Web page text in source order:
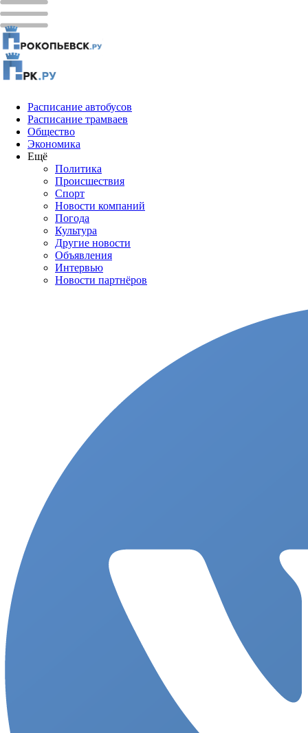
Расписание автобусов
Расписание трамваев
Общество
Экономика
Ещё
Политика
Проиcшествия
Спорт
Новости компаний
Погода
Культура
Другие новости
Объявления
Интервью
Новости партнёров